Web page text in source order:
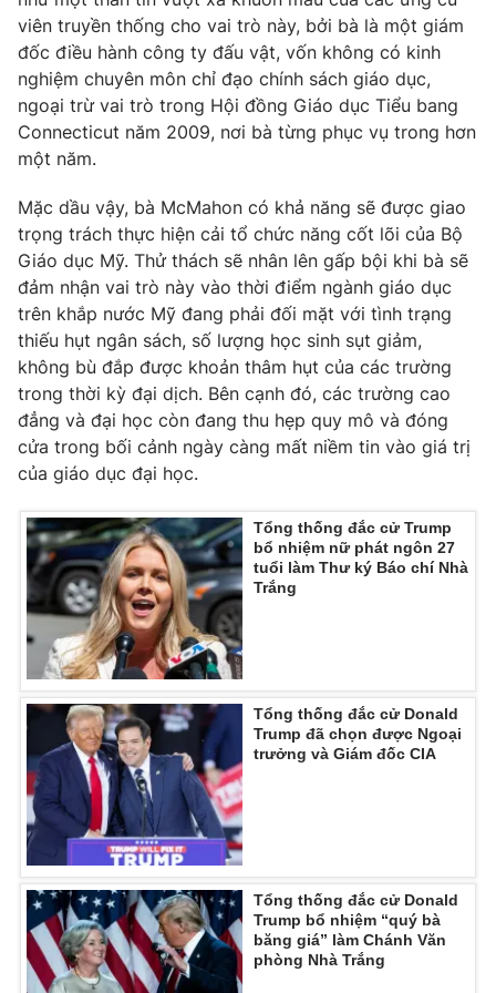
THỜI BÁO VTV
Theo dõi báo trên
Cơ quan chủ quản:
Đài Truyền hình Việt Nam
Cơ quan báo chí: Thời báo VTV
Giấy phép hoạt động báo in và báo điện tử số 483/GP-BTTTT
cấp ngày 29/12/2023
Tổng Biên tập: Vũ Thanh Thủy
Phó Tổng Biên tập:Nguyễn Thị Mỹ Hạnh, Phạm Quốc Thắng,
Nguyễn Trọng Ninh
Tổng đài VTV:024.38 355 931 - 024.38 355 932
Ðiện thoại Thời báo VTV:024.66 897 897
Email:toasoan@vtv.vn
Liên hệ quảng cáo:024-7300.7108
® Cấm sao chép dưới mọi hình thức nếu không có sự chấp
thuận bằng văn bản. Ghi rõ nguồn VTV.vn khi phát hành lại
thông tin từ website này.
viên truyền thống cho vai trò này, bởi bà là một giám
đốc điều hành công ty đấu vật, vốn không có kinh
nghiệm chuyên môn chỉ đạo chính sách giáo dục,
ngoại trừ vai trò trong Hội đồng Giáo dục Tiểu bang
Connecticut năm 2009, nơi bà từng phục vụ trong hơn
một năm.
Mặc dầu vậy, bà McMahon có khả năng sẽ được giao
trọng trách thực hiện cải tổ chức năng cốt lõi của Bộ
Giáo dục Mỹ. Thử thách sẽ nhân lên gấp bội khi bà sẽ
đảm nhận vai trò này vào thời điểm ngành giáo dục
trên khắp nước Mỹ đang phải đối mặt với tình trạng
thiếu hụt ngân sách, số lượng học sinh sụt giảm,
không bù đắp được khoản thâm hụt của các trường
trong thời kỳ đại dịch. Bên cạnh đó, các trường cao
đẳng và đại học còn đang thu hẹp quy mô và đóng
cửa trong bối cảnh ngày càng mất niềm tin vào giá trị
của giáo dục đại học.
Tổng thống đắc cử Trump
bổ nhiệm nữ phát ngôn 27
tuổi làm Thư ký Báo chí Nhà
Trắng
Tổng thống đắc cử Donald
Trump đã chọn được Ngoại
trưởng và Giám đốc CIA
Tổng thống đắc cử Donald
Trump bổ nhiệm “quý bà
băng giá” làm Chánh Văn
phòng Nhà Trắng